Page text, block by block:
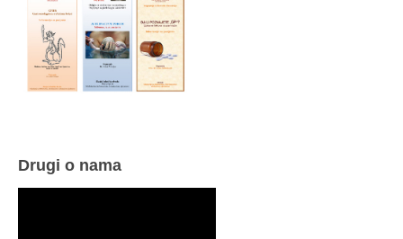
Drugi o nama